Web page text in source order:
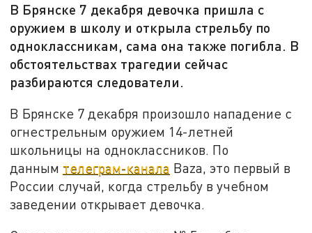
В Брянске 7 декабря девочка пришла с
оружием в школу и открыла стрельбу по
одноклассникам, сама она также погибла. В
обстоятельствах трагедии сейчас
разбираются следователи.
В Брянске 7 декабря произошло нападение с
огнестрельным оружием 14-летней
школьницы на одноклассников. По
данным телеграм-канала Baza, это первый в
России случай, когда стрельбу в учебном
заведении открывает девочка.